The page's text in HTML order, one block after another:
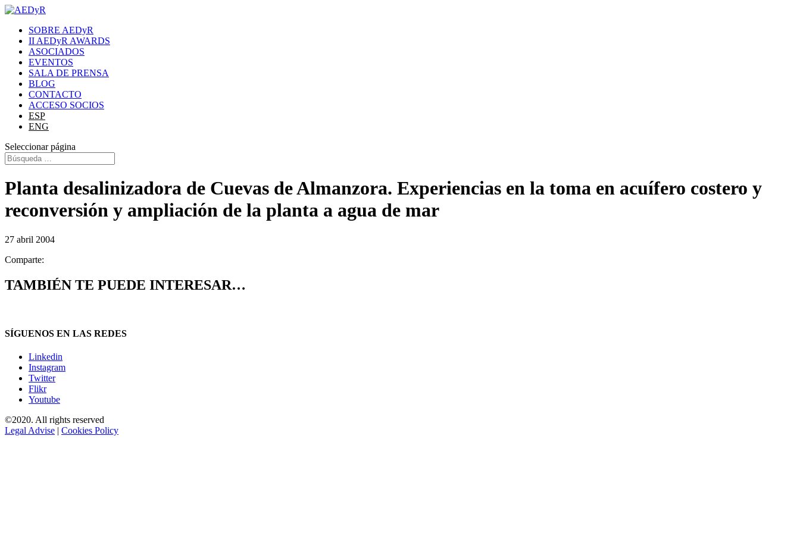
SOBRE AEDyR
II AEDyR AWARDS
ASOCIADOS
EVENTOS
SALA DE PRENSA
BLOG
CONTACTO
ACCESO SOCIOS
ESP
ENG
Seleccionar página
Planta desalinizadora de Cuevas de Almanzora. Experiencias en la toma en acuífero costero y
reconversión y ampliación de la planta a agua de mar
27 abril 2004
Comparte:
TAMBIÉN TE PUEDE INTERESAR…
SÍGUENOS EN LAS REDES
Linkedin
Instagram
Twitter
Flikr
Youtube
©2020. All rights reserved
Legal Advise | Cookies Policy